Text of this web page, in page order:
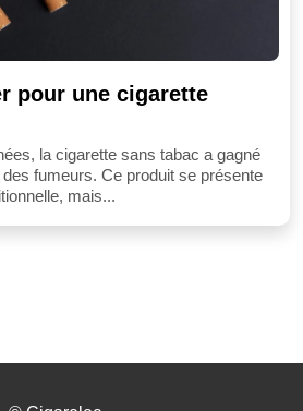
pour une cigarette
la cigarette sans tabac a gagné
fumeurs. Ce produit se présente
mais...